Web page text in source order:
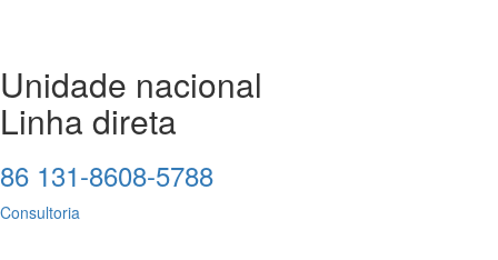
Unidade nacional
Linha direta
86 131-8608-5788
Consultoria